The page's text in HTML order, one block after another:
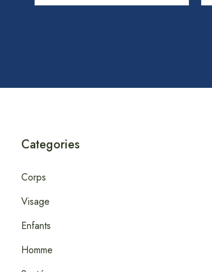
Categories
Corps
Visage
Enfants
Homme